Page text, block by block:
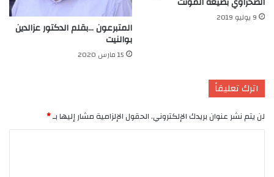
9 يوليو 2019
المتبرعون …بقلم الدكتور عزالدين
بوالنيت
15 مارس 2020
اترك تعليقاً
لن يتم نشر عنوان بريدك الإلكتروني.الحقول الإلزامية مشار إليها بـ*